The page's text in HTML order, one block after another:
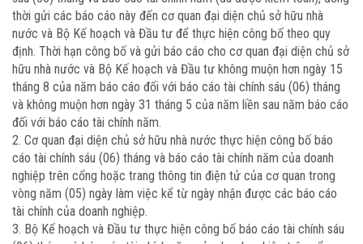
thời gửi các báo cáo này đến cơ quan đại diện chủ sở hữu nhà
nước và Bộ Kế hoạch và Đầu tư để thực hiện công bố theo quy
định. Thời hạn công bố và gửi báo cáo cho cơ quan đại diện chủ sở
hữu nhà nước và Bộ Kế hoạch và Đầu tư không muộn hơn ngày 15
tháng 8 của năm báo cáo đối với báo cáo tài chính sáu (06) tháng
và không muộn hơn ngày 31 tháng 5 của năm liền sau năm báo cáo
đối với báo cáo tài chính năm.
2. Cơ quan đại diện chủ sở hữu nhà nước thực hiện công bố báo
cáo tài chính sáu (06) tháng và báo cáo tài chính năm của doanh
nghiệp trên cổng hoặc trang thông tin điện tử của cơ quan trong
vòng năm (05) ngày làm việc kể từ ngày nhận được các báo cáo
tài chính của doanh nghiệp.
3. Bộ Kế hoạch và Đầu tư thực hiện công bố báo cáo tài chính sáu